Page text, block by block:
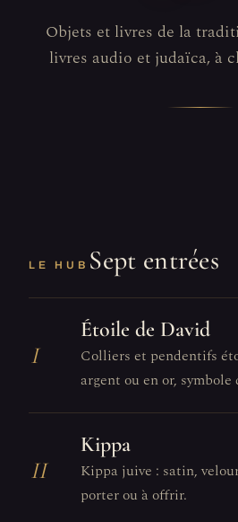
Objets et livres de la
livres audio et judaïca, à
LE HUB Sept entrées
I
Étoile de David
Colliers et pendentifs
argent ou en or,
II
Kippa
Kippa juive : satin,
porter ou à offrir.